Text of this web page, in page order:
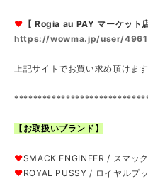
❤ 【 Rogia au PAY マーケット店
https://wowma.jp/user/
上記サイトでお買い求め頂けま
【お取扱いブランド】
❤SMACK ENGINEER / スマッ
❤ROYAL PUSSY / ロイヤルプ